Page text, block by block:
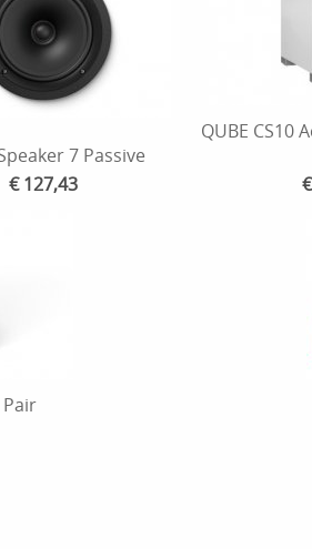
7 Passive
€ 127,43
QUBE CS10
Pair